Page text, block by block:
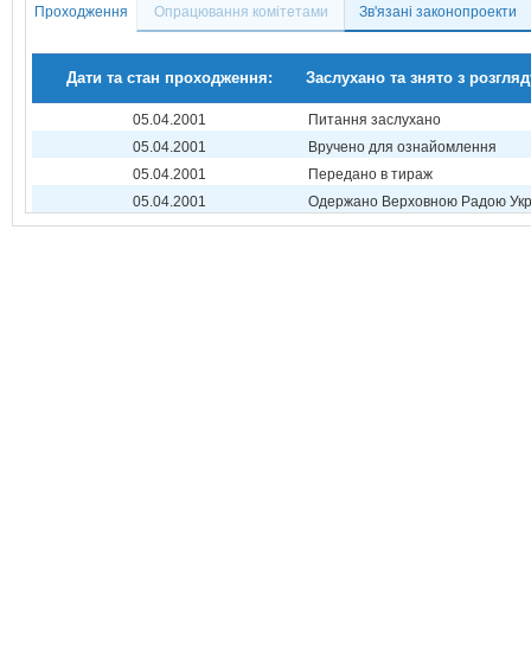
Проходження Опрацювання комітетами Зв'язані законопроекти
Дати та стан проходження: Заслухано та знято з
05.04.2001
Питання заслухано
05.04.2001
Вручено для ознайомлення
05.04.2001
Передано в тираж
05.04.2001
Одержано Верховною Радою